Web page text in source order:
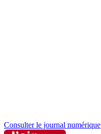
Consulter le journal numérique